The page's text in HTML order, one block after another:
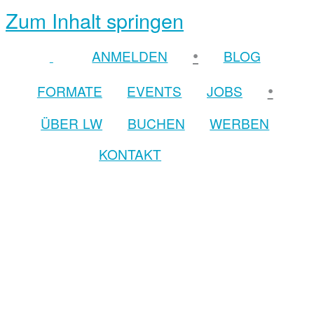
Zum Inhalt springen
ANMELDEN •
BLOG
FORMATE
EVENTS JOBS •
ÜBER LW BUCHEN
WERBEN
KONTAKT